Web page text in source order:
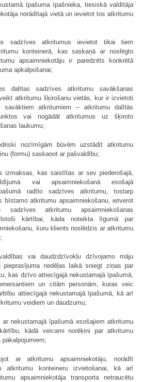
īpašuma īpašnieka, tiesiskā valdītāja
norādītajā vietā un ievietot tos atkritumu
sadzīves atkritumus ievietot tikai tiem
konteinerā, kas saskaņā ar noslēgto
apsaimniekotāju ir paredzēts konkrētā
apkalpošanai;
dalītas sadzīves atkritumu savākšanas
atkritumu šķirošanu vietās, kur ir izvietoti
savāktiem atkritumiem – atkritumu dalītās
vai nogādāt atkritumus uz šķiroto
laukumu;
nozīmīgām būvēm uzstādīt atkritumu
(formu) saskaņot ar pašvaldību;
izmaksas, kas saistītas ar sev piederošajā,
vai apsaimniekošanā esošajā
radīto sadzīves atkritumu, tostarp
bīstamo atkritumu apsaimniekošanu, ietverot
atkritumu apsaimniekošanas
kārtībai, kāda noteikta līgumā par
kuru klients noslēdzis ar atkritumu
vai daudzdzīvokļu dzīvojamo māju
pieprasījuma nedēļas laikā sniegt ziņas par
kas dzīvo attiecīgajā nekustamajā īpašumā,
un citām personām, kuras veic
attiecīgajā nekustamajā īpašumā, kā arī
veidiem un daudzumu;
ar nekustamajā īpašumā esošajiem atkritumu
kādā veicami norēķini par atkritumu
ar atkritumu apsaimniekotāju, norādīt
atkritumu konteineru izvietošanai, kā arī
apsaimniekotāja transporta netraucētu